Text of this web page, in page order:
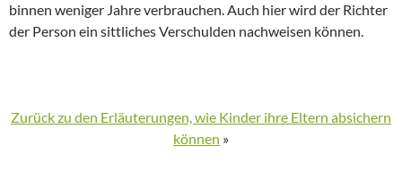
binnen weniger Jahre verbrauchen. Auch hier wird der Richter
der Person ein sittliches Verschulden nachweisen können.
Zurück zu den Erläuterungen, wie Kinder ihre Eltern absichern
können »